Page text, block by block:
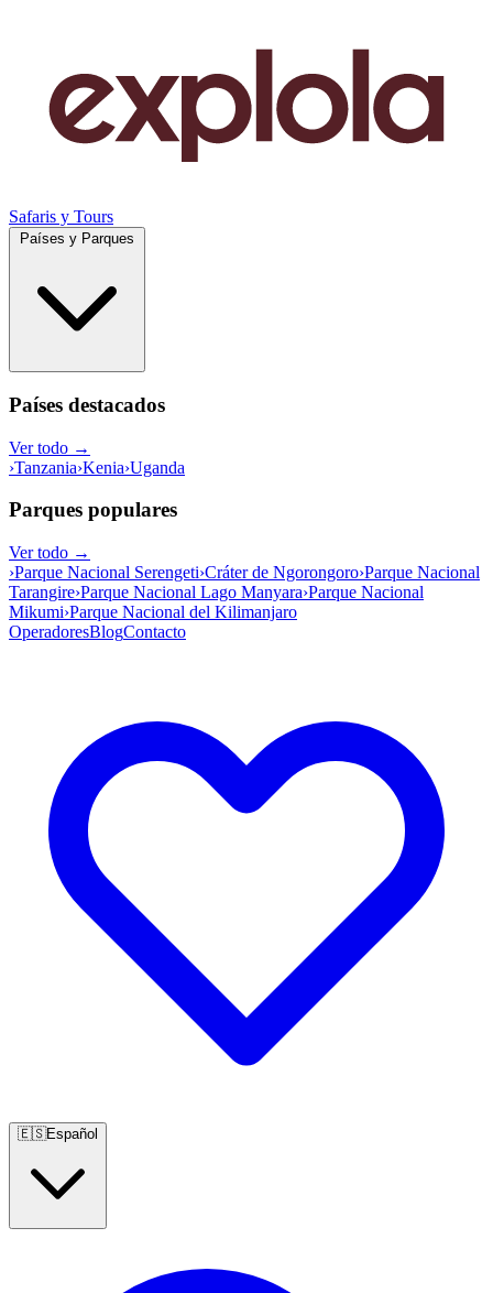
Safaris y Tours
Países destacados
Ver todo →
›Tanzania›Kenia›Uganda
Parques populares
Ver todo →
›Parque Nacional Serengeti›Cráter de Ngorongoro›Parque Nacional
Tarangire›Parque Nacional Lago Manyara›Parque Nacional
Mikumi›Parque Nacional del Kilimanjaro
OperadoresBlogContacto
🇪🇸Español